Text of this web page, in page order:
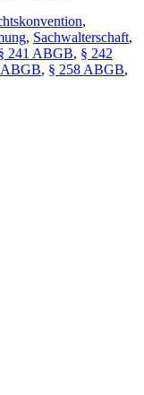
,
, Sachwalterschaft,
241 ABGB, § 242
ABGB, § 258 ABGB,